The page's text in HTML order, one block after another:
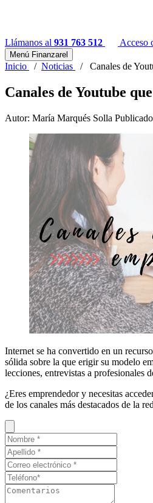
Llámanos al 931 763 512 Acceso
Menú Finanzarel
Inicio / Noticias / Canales de
Canales de Youtube
Autor: María Marqués Solla
Internet se ha convertido en un
sólida sobre la que erigir su modelo
lecciones, entrevistas a profesionales
¿Eres emprendedor y necesitas
de los canales más destacados de la